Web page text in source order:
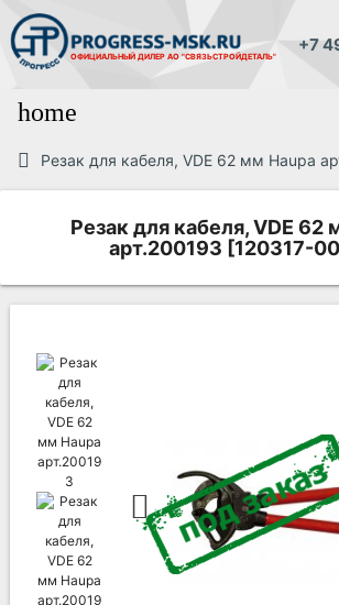
ОФИЦИАЛЬНЫЙ ДИЛЕР АО "СВЯЗЬСТРОЙДЕТАЛЬ"
+7
home
Резак для кабеля, VDE 62 мм Haupa
Резак для кабеля, VDE 62
арт.200193 [120317-